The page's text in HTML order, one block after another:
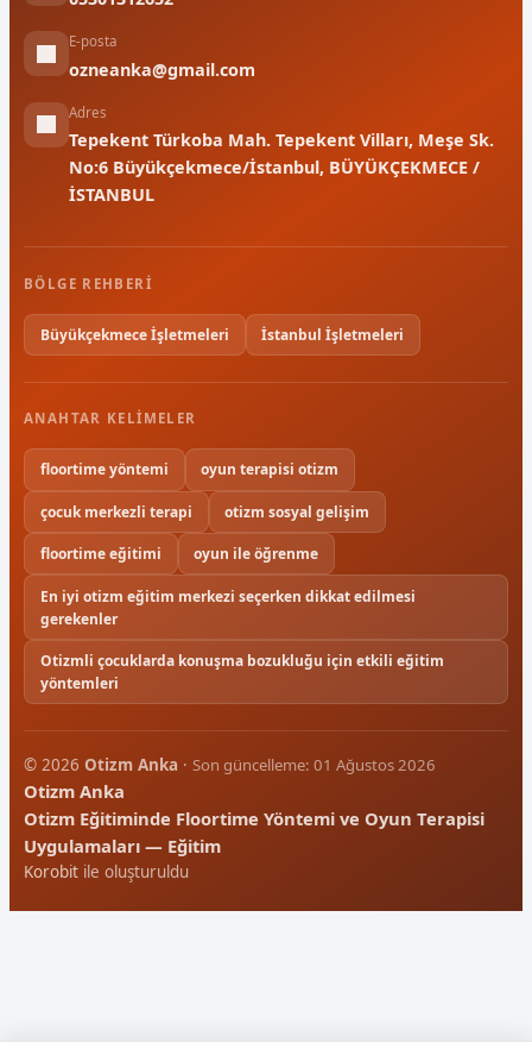
E-posta
ozneanka@gmail.com
Adres
Tepekent Türkoba Mah. Tepekent Vilları, Meşe Sk.
No:6 Büyükçekmece/İstanbul, BÜYÜKÇEKMECE /
İSTANBUL
BÖLGE REHBERI
Büyükçekmece İşletmeleri İstanbul İşletmeleri
ANAHTAR KELIMELER
floortime yöntemi oyun terapisi otizm
çocuk merkezli terapi otizm sosyal gelişim
floortime eğitimi oyun ile öğrenme
En iyi otizm eğitim merkezi seçerken dikkat edilmesi
gerekenler
Otizmli çocuklarda konuşma bozukluğu için etkili eğitim
yöntemleri
© 2026 Otizm Anka · Son güncelleme: 01 Ağustos 2026
Otizm Anka
Otizm Eğitiminde Floortime Yöntemi ve Oyun Terapisi
Uygulamaları — Eğitim
Korobit ile oluşturuldu